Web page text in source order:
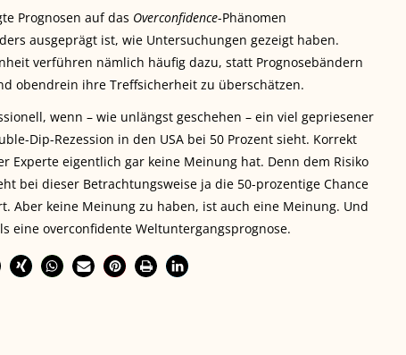
Prognosen auf das Overconfidence-Phänomen
ausgeprägt ist, wie Untersuchungen gezeigt haben.
verführen nämlich häufig dazu, statt Prognosebändern
obendrein ihre Treffsicherheit zu überschätzen.
wenn – wie unlängst geschehen – ein viel gepriesener
Dip-Rezession in den USA bei 50 Prozent sieht. Korrekt
Experte eigentlich gar keine Meinung hat. Denn dem Risiko
bei dieser Betrachtungsweise ja die 50-prozentige Chance
Aber keine Meinung zu haben, ist auch eine Meinung. Und
eine overconfidente Weltuntergangsprognose.